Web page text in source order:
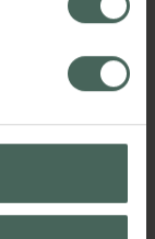
även till
Blanda